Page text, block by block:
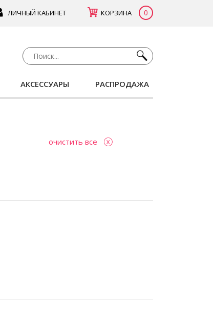
ЛИЧНЫЙ КАБИНЕТ КОРЗИНА 0
АКСЕССУАРЫ РАСПРОДАЖА
очистить все